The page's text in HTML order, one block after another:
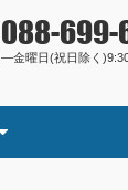
088-699-
―金曜日(祝日除く